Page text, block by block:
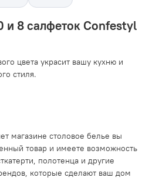
и 8 салфеток Confestyl
цвета украсит вашу кухню и
стиля.
магазине столовое белье вы
товар и имеете возможность
полотенца и другие
которые сделают ваш дом